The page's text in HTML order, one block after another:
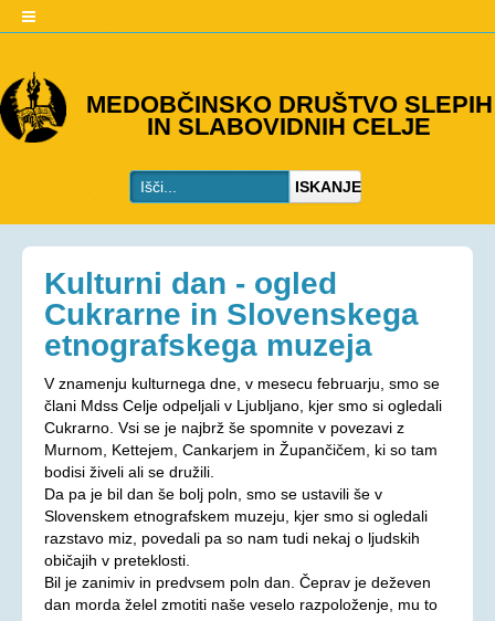
MEDOBČINSKO DRUŠTVO SLEPIH
IN SLABOVIDNIH CELJE
ISKANJE
O DRUŠTVU
Predstavitev
Organi društva
PROGRAMI
Programi društva
Ohranjevanje zdravja
Bivalna skupnost
Osebna asistenca
AKTIVNOSTI
Aktualno
KORONAVIRUS - INFORMACIJE
Prispevki
Kulturni dan - ogled
Cukrarne in Slovenskega
etnografskega muzeja
V znamenju kulturnega dne, v mesecu februarju, smo se
člani Mdss Celje odpeljali v Ljubljano, kjer smo si ogledali
Cukrarno. Vsi se je najbrž še spomnite v povezavi z
Murnom, Kettejem, Cankarjem in Župančičem, ki so tam
bodisi živeli ali se družili.
Da pa je bil dan še bolj poln, smo se ustavili še v
Slovenskem etnografskem muzeju, kjer smo si ogledali
razstavo miz, povedali pa so nam tudi nekaj o ljudskih
običajih v preteklosti.
Bil je zanimiv in predvsem poln dan. Čeprav je deževen
dan morda želel zmotiti naše veselo razpoloženje, mu to